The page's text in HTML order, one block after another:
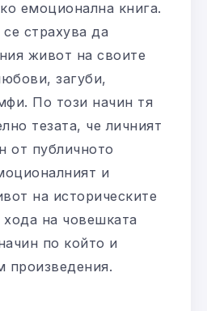
емоционална книга.
страхува да
живот на своите
загуби,
По този начин тя
тезата, че личният
от публичното
и
на историческите
на човешката
по който и
произведения.